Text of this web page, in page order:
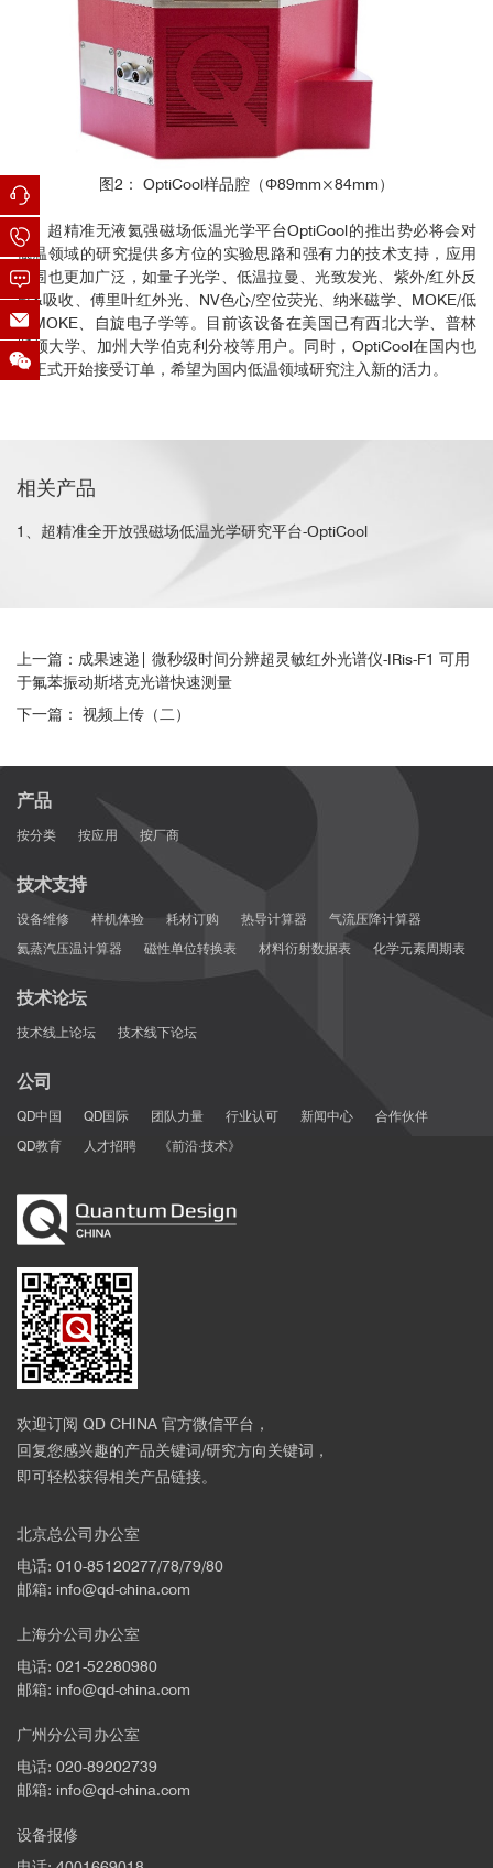
图2： OptiCool样品腔（Φ89mm×84mm）
超精准无液氦强磁场低温光学平台OptiCool的推出势必将会对
低温领域的研究提供多方位的实验思路和强有力的技术支持，应用
范围也更加广泛，如量子光学、低温拉曼、光致发光、紫外/红外反
射&吸收、傅里叶红外光、NV色心/空位荧光、纳米磁学、MOKE/低
温MOKE、自旋电子学等。目前该设备在美国已有西北大学、普林
斯顿大学、加州大学伯克利分校等用户。同时，OptiCool在国内也
已正式开始接受订单，希望为国内低温领域研究注入新的活力。
相关产品
1、超精准全开放强磁场低温光学研究平台-OptiCool
上一篇：成果速递| 微秒级时间分辨超灵敏红外光谱仪-IRis-F1 可用
于氟苯振动斯塔克光谱快速测量
下一篇： 视频上传（二）
产品
按分类 按应用 按厂商
技术支持
设备维修 样机体验 耗材订购 热导计算器
气流压降计算器
氦蒸汽压温计算器
磁性单位转换表 材料衍射数据表 化学元素周期表
技术论坛
技术线上论坛 技术线下论坛
公司
QD中国 QD国际 团队力量 行业认可 新闻中心
合作伙伴
QD教育
人才招聘 《前沿·技术》
欢迎订阅 QD CHINA 官方微信平台，
回复您感兴趣的产品关键词/研究方向关键词，
即可轻松获得相关产品链接。
北京总公司办公室
电话: 010-85120277/78/79/80
邮箱: info@qd-china.com
上海分公司办公室
电话: 021-52280980
邮箱: info@qd-china.com
广州分公司办公室
电话: 020-89202739
邮箱: info@qd-china.com
设备报修